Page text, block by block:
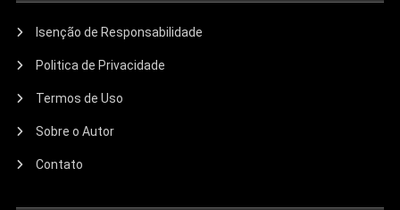
Isenção de Responsabilidade
Politica de Privacidade
Termos de Uso
Sobre o Autor
Contato